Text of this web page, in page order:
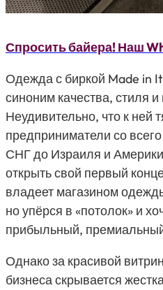
Спросить байера! Наш
Одежда с биркой Made in
синоним качества, стиля и
Неудивительно, что к ней
предприниматели со
СНГ до Израиля и
открыть свой первый
владеет магазином
но упёрся в «потолок» и
прибыльный,
Однако за красивой
бизнеса скрывается